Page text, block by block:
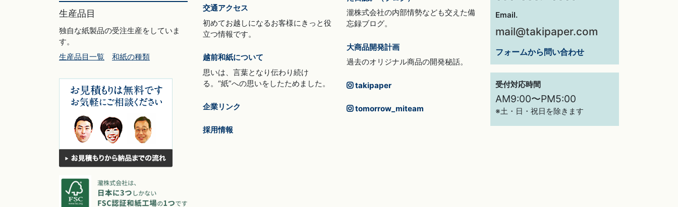
生産品目
独自な紙製品の受注生産をしていま
す。
生産品目一覧
和紙の種類
交通アクセス
初めてお越しになるお客様にきっと役
立つ情報です。
越前和紙について
思いは、言葉となり伝わり続け
る。“紙”への思いをしたためました。
企業リンク
採用情報
瀧株式会社の内部情勢なども交えた備
忘録ブログ。
大商品開発計画
過去のオリジナル商品の開発秘話。
takipaper
tomorrow_miteam
Email.
mail@takipaper.com
フォームから問い合わせ
受付対応時間
AM9:00〜PM5:00
※土・日・祝日を除きます